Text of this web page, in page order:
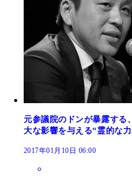
元参議院のドンが暴露する
大な影響を与える“霊的な
2017年01月10日 06:00